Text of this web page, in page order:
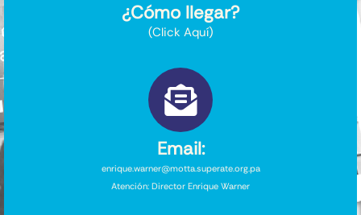
¿Cómo llegar?
(Click Aquí)
Email:
enrique.warner@motta.superate.org.pa
Atención: Director Enrique Warner